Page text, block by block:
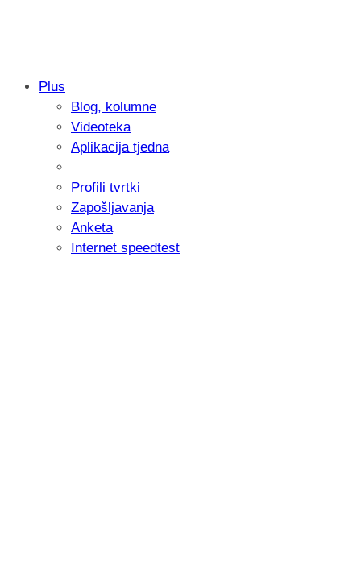
Samsung otkrio kako je nastajala
donijelo tanje i izdržljivije preklopne
Plus
Blog, kolumne
Videoteka
Aplikacija tjedna
Profili tvrtki
Zapošljavanja
Anketa
Internet speedtest